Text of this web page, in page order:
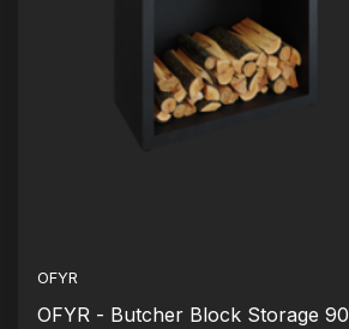
OFYR
OFYR - Butcher Block Storage 90